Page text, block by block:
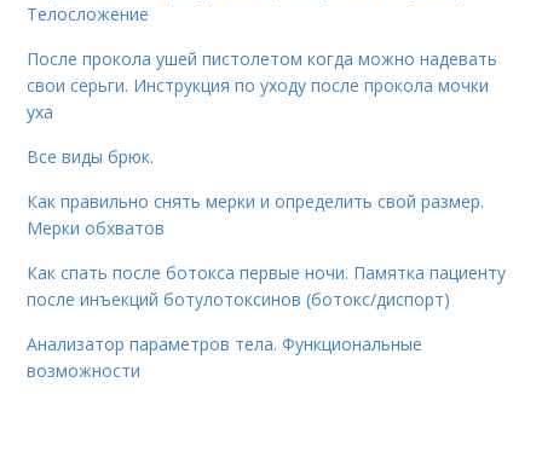
Телосложение
После прокола ушей пистолетом когда можно надевать
свои серьги. Инструкция по уходу после прокола мочки
уха
Все виды брюк.
Как правильно снять мерки и определить свой размер.
Мерки обхватов
Как спать после ботокса первые ночи. Памятка пациенту
после инъекций ботулотоксинов (ботокс/диспорт)
Анализатор параметров тела. Функциональные
возможности